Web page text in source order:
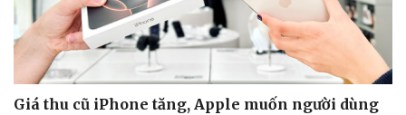
Giá thu cũ iPhone tăng, Apple muốn người dùng